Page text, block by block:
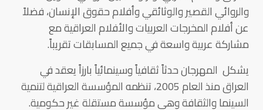
والروائي القصير والوثائقي وأفلام حقوق الإنسان، فضلاً
عن أفلام المخرجات العربيات والأفلام العراقية مع
مشاركة عربية واسعة في جميع المسابقات تقريباً.
يشكل المهرجان حدثاً ثقافياً وسينمائياً بارزاً يعقد في
العراق منذ العام 2005، تنظمه المؤسسة العراقية لتنمية
السينما والثقافة وهي مؤسسة مستقلة غير حكومية.